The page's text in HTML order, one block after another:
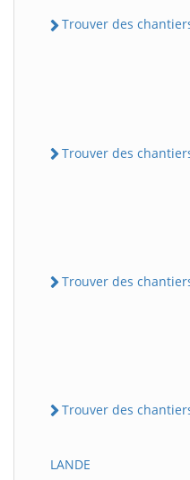
Trouver des chantiers
Trouver des
Trouver des
Trouver des chantiers
LANDE